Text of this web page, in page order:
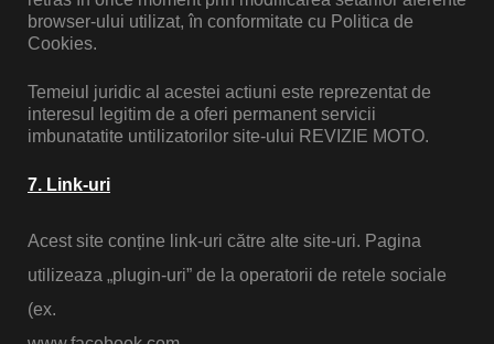
browser-ului utilizat, în conformitate cu Politica de
Cookies.
Temeiul juridic al acestei actiuni este reprezentat de
interesul legitim de a oferi permanent servicii
imbunatatite untilizatorilor site-ului REVIZIE MOTO.
7. Link-uri
Acest site conține link-uri către alte site-uri. Pagina
utilizeaza „plugin-uri” de la operatorii de retele sociale
(ex.